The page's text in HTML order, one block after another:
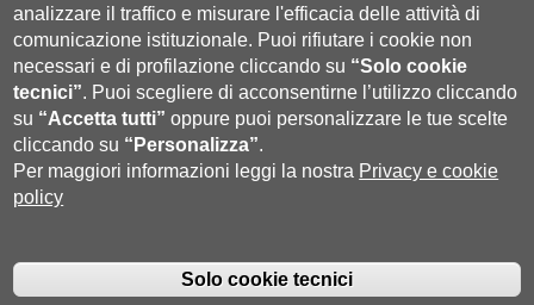
P.IVA 00273530527 | C.F. 80002070524 |Coordinate bancarie|Caselle
analizzare il traffico e misurare l'efficacia delle attività di
comunicazione istituzionale. Puoi rifiutare i cookie non
necessari e di profilazione cliccando su “Solo cookie
tecnici”. Puoi scegliere di acconsentirne l’utilizzo cliccando
su “Accetta tutti” oppure puoi personalizzare le tue scelte
cliccando su “Personalizza”.
Per maggiori informazioni leggi la nostra Privacy e cookie
policy
Solo cookie tecnici